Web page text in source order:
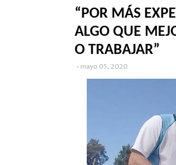
“POR MÁS
ALGO QUE
O TRABAJAR”
mayo 05, 2020